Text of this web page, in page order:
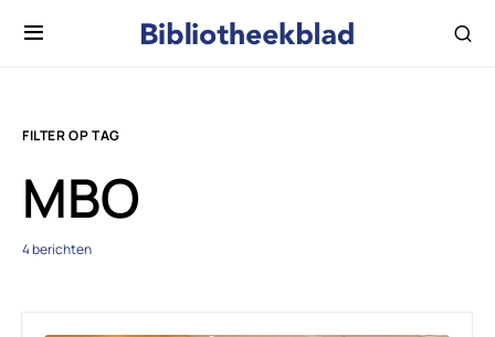
FILTER OP TAG
MBO
4 berichten